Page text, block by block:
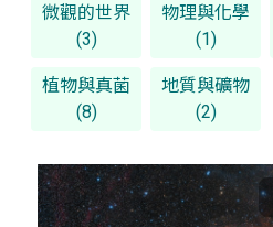
微觀的世界
(3)
物理與化學
(1)
植物與真菌
(8)
地質與礦物
(2)